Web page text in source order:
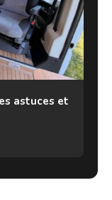
astuces et